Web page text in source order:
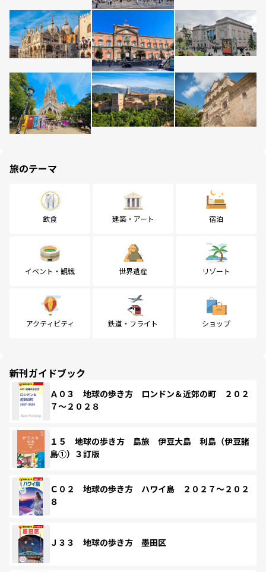
旅のテーマ
飲食 建築・アート 宿泊
イベント・観戦 世界遺産 リゾート
アクティビティ 鉄道・フライト ショップ
新刊ガイドブック
Ａ０３ 地球の歩き方 ロンドン＆近郊の町 ２０２
７～２０２８
１５ 地球の歩き方 島旅 伊豆大島 利島（伊豆諸
島①）３訂版
Ｃ０２ 地球の歩き方 ハワイ島 ２０２７～２０２
８
Ｊ３３ 地球の歩き方 墨田区